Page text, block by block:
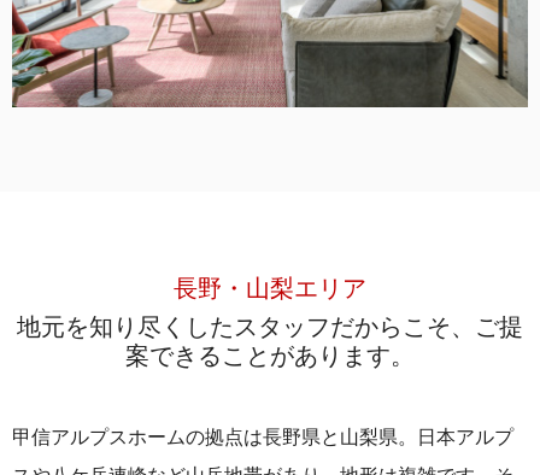
長野・山梨エリア
地元を知り尽くしたスタッフだからこそ、 ご提
案できることがあります。
甲信アルプスホームの拠点は⻑野県と⼭梨県。⽇本アルプ